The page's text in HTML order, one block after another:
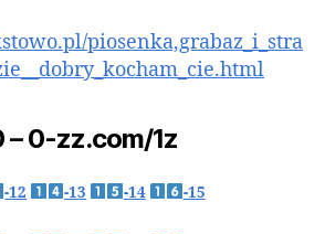
piosenka,grabaz_i_stra
0-zz.com/1z
-12 -13 -14 -15